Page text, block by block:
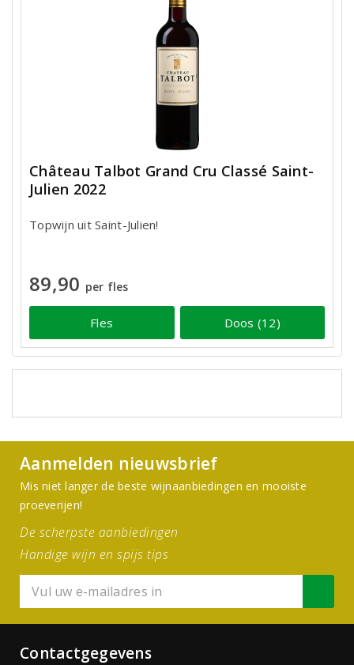
Château Talbot Grand Cru Classé Saint-
Julien 2022
Topwijn uit Saint-Julien!
89,90 per fles
Fles Doos (12)
Aanmelden nieuwsbrief
Mis niet langer de beste wijnaanbiedingen en mooiste
proeverijen!
De scherpste aanbiedingen
Handige wijn en spijs tips
Contactgegevens